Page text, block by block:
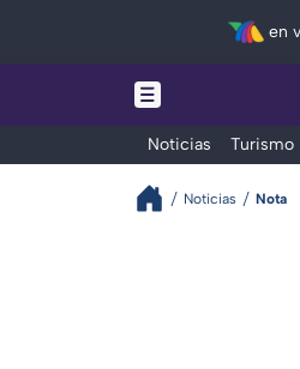
en
Noticias Turismo
Noticias Nota